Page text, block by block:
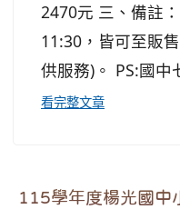
2470元 三、備註
11:30，皆可至販
供服務)。 PS:國
看完整文章
115學年度楊光國中